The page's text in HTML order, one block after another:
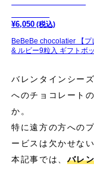
¥6,050 (税込)
BeBeBe chocolatier 【
& ルビー9粒入 ギフトボ
バレンタインシー
へのチョコレート
か。
特に遠方の方への
ービスは欠かせな
本記事では、 バレ